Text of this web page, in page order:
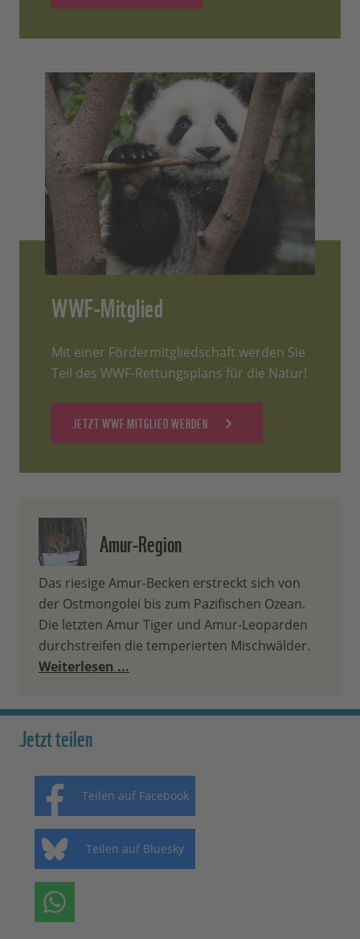
WWF-Mitglied
Mit einer Fördermitgliedschaft werden Sie
Teil des WWF-Rettungsplans für die Natur!
JETZT WWF MITGLIED WERDEN
Amur-Region
Das riesige Amur-Becken erstreckt sich von
der Ostmongolei bis zum Pazifischen Ozean.
Die letzten Amur Tiger und Amur-Leoparden
durchstreifen die temperierten Mischwälder.
Weiterlesen ...
Jetzt teilen
Teilen auf Facebook
Teilen auf Bluesky